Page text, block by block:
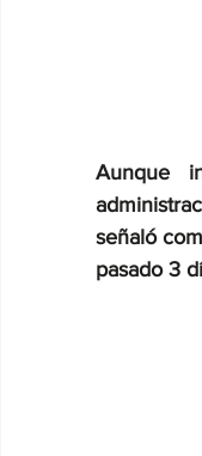
Aunque
señaló
pasado 3